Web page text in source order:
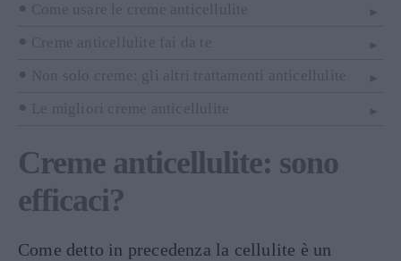
Come usare le creme anticellulite
Creme anticellulite fai da te
Non solo creme: gli altri trattamenti anticellulite
Le migliori creme anticellulite
Creme anticellulite: sono
efficaci?
Come detto in precedenza la cellulite è un